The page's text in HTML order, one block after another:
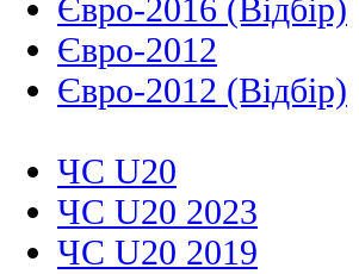
Євро-2016 (Відбір)
Євро-2012
Євро-2012 (Відбір)
ЧС U20
ЧС U20 2023
ЧС U20 2019